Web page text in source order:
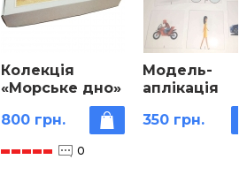
Колекція
«Морське дно»
800 грн.
0
Модель-
аплікація
Числова
350 грн.